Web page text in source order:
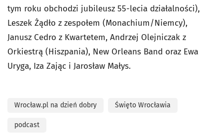
tym roku obchodzi jubileusz 55-lecia działalności),
Leszek Żądło z zespołem (Monachium/Niemcy),
Janusz Cedro z Kwartetem, Andrzej Olejniczak z
Orkiestrą (Hiszpania), New Orleans Band oraz Ewa
Uryga, Iza Zając i Jarosław Małys.
Wrocław.pl na dzień dobry Święto Wrocławia
podcast